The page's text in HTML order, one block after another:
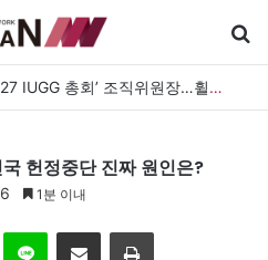
[발행인 칼럼] 이상묵 ‘2027 IUGG 총회’ 조직위원장…휠체어 위에서 지구를 움직이는 학자
헌정중단 진짜 원인은?
1분 이내
Telegram 이메일